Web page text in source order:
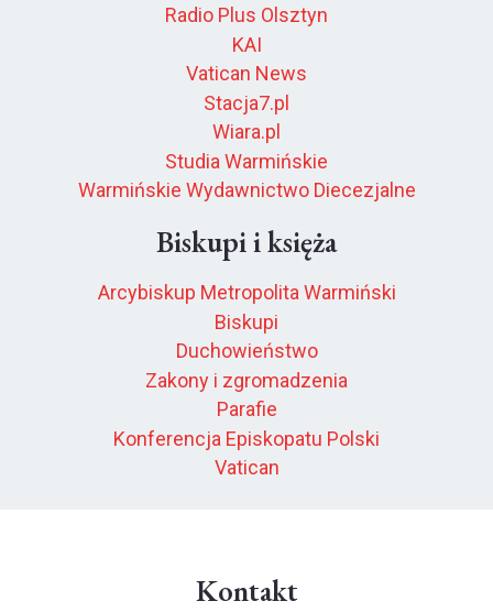
Radio Plus Olsztyn
KAI
Vatican News
Stacja7.pl
Wiara.pl
Studia Warmińskie
Warmińskie Wydawnictwo Diecezjalne
Biskupi i księża
Arcybiskup Metropolita Warmiński
Biskupi
Duchowieństwo
Zakony i zgromadzenia
Parafie
Konferencja Episkopatu Polski
Vatican
Kontakt